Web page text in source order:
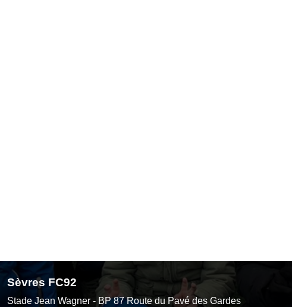
Sèvres FC92
Stade Jean Wagner - BP 87 Route du Pavé des Gardes